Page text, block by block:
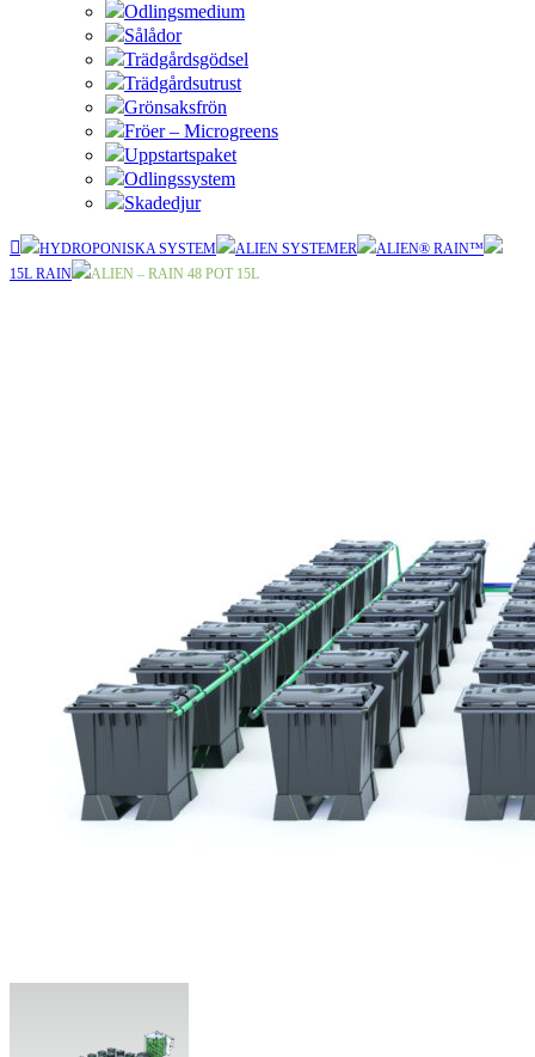
Odlingsmedium
Sålådor
Trädgårdsgödsel
Trädgårdsutrust
Grönsaksfrön
Fröer – Microgreens
Uppstartspaket
Odlingssystem
Skadedjur
HYDROPONISKA SYSTEM ALIEN SYSTEMER
ALIEN® RAIN™
15L RAIN
ALIEN – RAIN 48 POT 15L